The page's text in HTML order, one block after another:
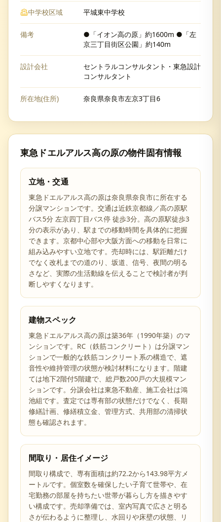
中学校区域 平城東中学校
備考
●「イオン高の原」約1600m ●「左
京三丁目街区公園」約140m
設計会社
セントラルコンサルタント・東急設計
コンサルタント
所在地(住所) 奈良県奈良市左京3丁目6
東急ドエルアルス高の原の物件固有情報
立地・交通
東急ドエルアルス高の原は奈良県奈良市に所在する
分譲マンションです。交通は近鉄京都線／高の原駅
バス5分 左京四丁目バス停 徒歩3分。高の原駅徒歩3
分の表示があり、駅までの移動時間を具体的に把握
できます。京都中心部や大阪方面への移動を日常に
組み込みやすい立地です。売却時には、駅距離だけ
でなく改札までの道のり、坂道、信号、夜間の明る
さなど、実際の生活動線を伝えることで検討者が判
断しやすくなります。
建物スペック
東急ドエルアルス高の原は築36年（1990年築）のマ
ンションです。RC（鉄筋コンクリート）は分譲マン
ションで一般的な鉄筋コンクリート系の構造で、遮
音性や維持管理の状態が検討材料になります。階建
ては地下2階付5階建で、総戸数200戸の大規模マン
ションです。分譲会社は東急不動産、施工会社は鴻
池組です。査定では専有部の状態だけでなく、長期
修繕計画、修繕積立金、管理方式、共用部の清掃状
態も確認されます。
間取り・居住イメージ
間取り構成で、専有面積は約72.2から143.98平方メ
ートルです。個室数を確保したい子育て世帯や、在
宅勤務の部屋を持ちたい世帯が暮らし方を描きやす
い構成です。売却準備では、室内写真で広さと明る
さが伝わるように整理し、水回りや床壁の状態、リ